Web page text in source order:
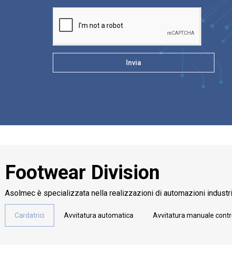
Invia
Footwear Division
Asolmec è specializzata nella realizzazioni di automazioni
Cardatrici Avvitatura automatica Avvitatura manuale